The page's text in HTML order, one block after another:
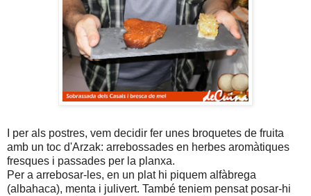
I per als postres, vem decidir fer unes broquetes de fruita
amb un toc d'Arzak: arrebossades en herbes aromàtiques
fresques i passades per la planxa.
Per a arrebosar-les, en un plat hi piquem alfàbrega
(albahaca), menta i julivert. També teniem pensat posar-hi